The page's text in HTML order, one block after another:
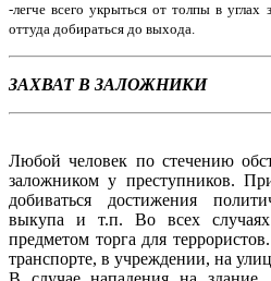
-легче всего укрыться от толпы в углах
оттуда добираться до выхода.
ЗАХВАТ В ЗАЛОЖНИКИ
Любой человек по стечению
заложником у преступников.
добиваться достижения
выкупа и т.п. Во всех
предметом торга для
транспорте, в учреждении, на